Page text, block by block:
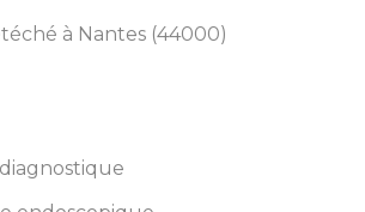
à Nantes (44000)